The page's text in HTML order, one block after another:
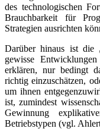
des technologischen
Brauchbarkeit für
Strategien ausrichten
Darüber hinaus ist die
gewisse
erklären, nur bedingt
richtig einzuschätzen,
um ihnen
ist, zumindest
Gewinnung
Betriebstypen (vgl.